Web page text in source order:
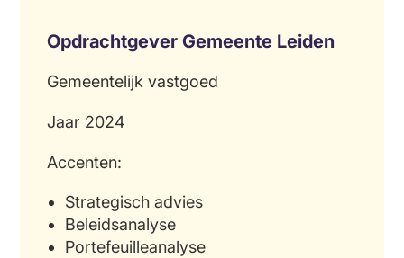
Opdrachtgever Gemeente Leiden
Gemeentelijk vastgoed
Jaar 2024
Accenten:
Strategisch advies
Beleidsanalyse
Portefeuilleanalyse